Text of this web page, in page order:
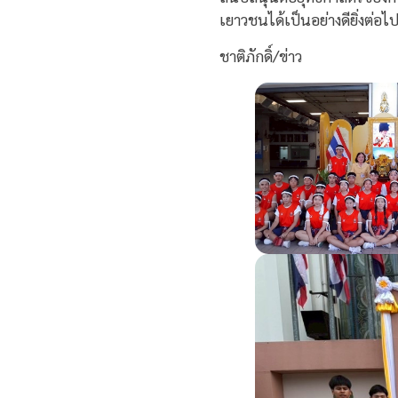
เยาวชนได้เป็นอย่างดียิ่งต่อไป
ชาติภักดิ์/ข่าว